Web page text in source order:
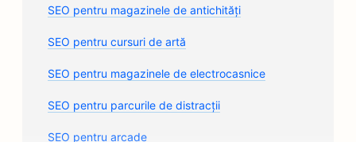
SEO pentru magazinele de antichități
SEO pentru cursuri de artă
SEO pentru magazinele de electrocasnice
SEO pentru parcurile de distracții
SEO pentru arcade